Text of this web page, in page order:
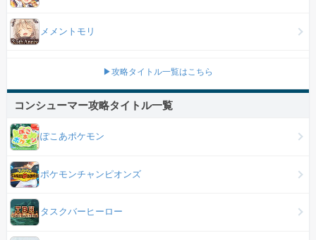
メメントモリ
▶攻略タイトル一覧はこちら
コンシューマー攻略タイトル一覧
ぽこあポケモン
ポケモンチャンピオンズ
タスクバーヒーロー